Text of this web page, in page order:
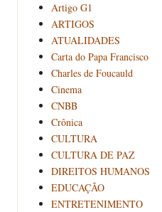
Artigo G1
ARTIGOS
ATUALIDADES
Carta do Papa Francisco
Charles de Foucauld
Cinema
CNBB
Crônica
CULTURA
CULTURA DE PAZ
DIREITOS HUMANOS
EDUCAÇÃO
ENTRETENIMENTO